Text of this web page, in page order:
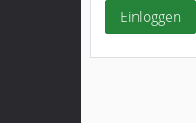
Einloggen